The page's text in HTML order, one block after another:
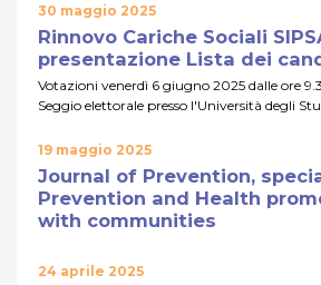
30 maggio 2025
Rinnovo Cariche Sociali
presentazione Lista dei
Votazioni venerdì 6 giugno 2025 dalle ore
Seggio elettorale presso l'Università degli
19 maggio 2025
Journal of Prevention,
Prevention and Health
with communities
24 aprile 2025